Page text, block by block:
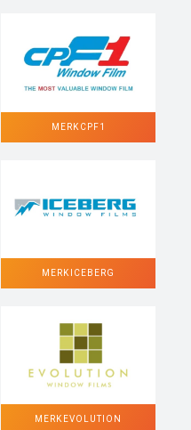
MERK CPF1
MERK ICEBERG
MERK EVOLUTION